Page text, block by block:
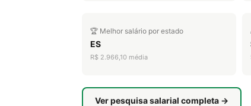
🏆 Melhor salário por estado
ES
R$ 2.966,10 média
Ver pesquisa salarial completa →